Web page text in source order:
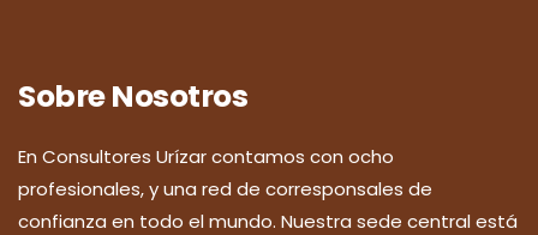
Sobre Nosotros
En Consultores Urízar contamos con ocho
profesionales, y una red de corresponsales de
confianza en todo el mundo. Nuestra sede central está